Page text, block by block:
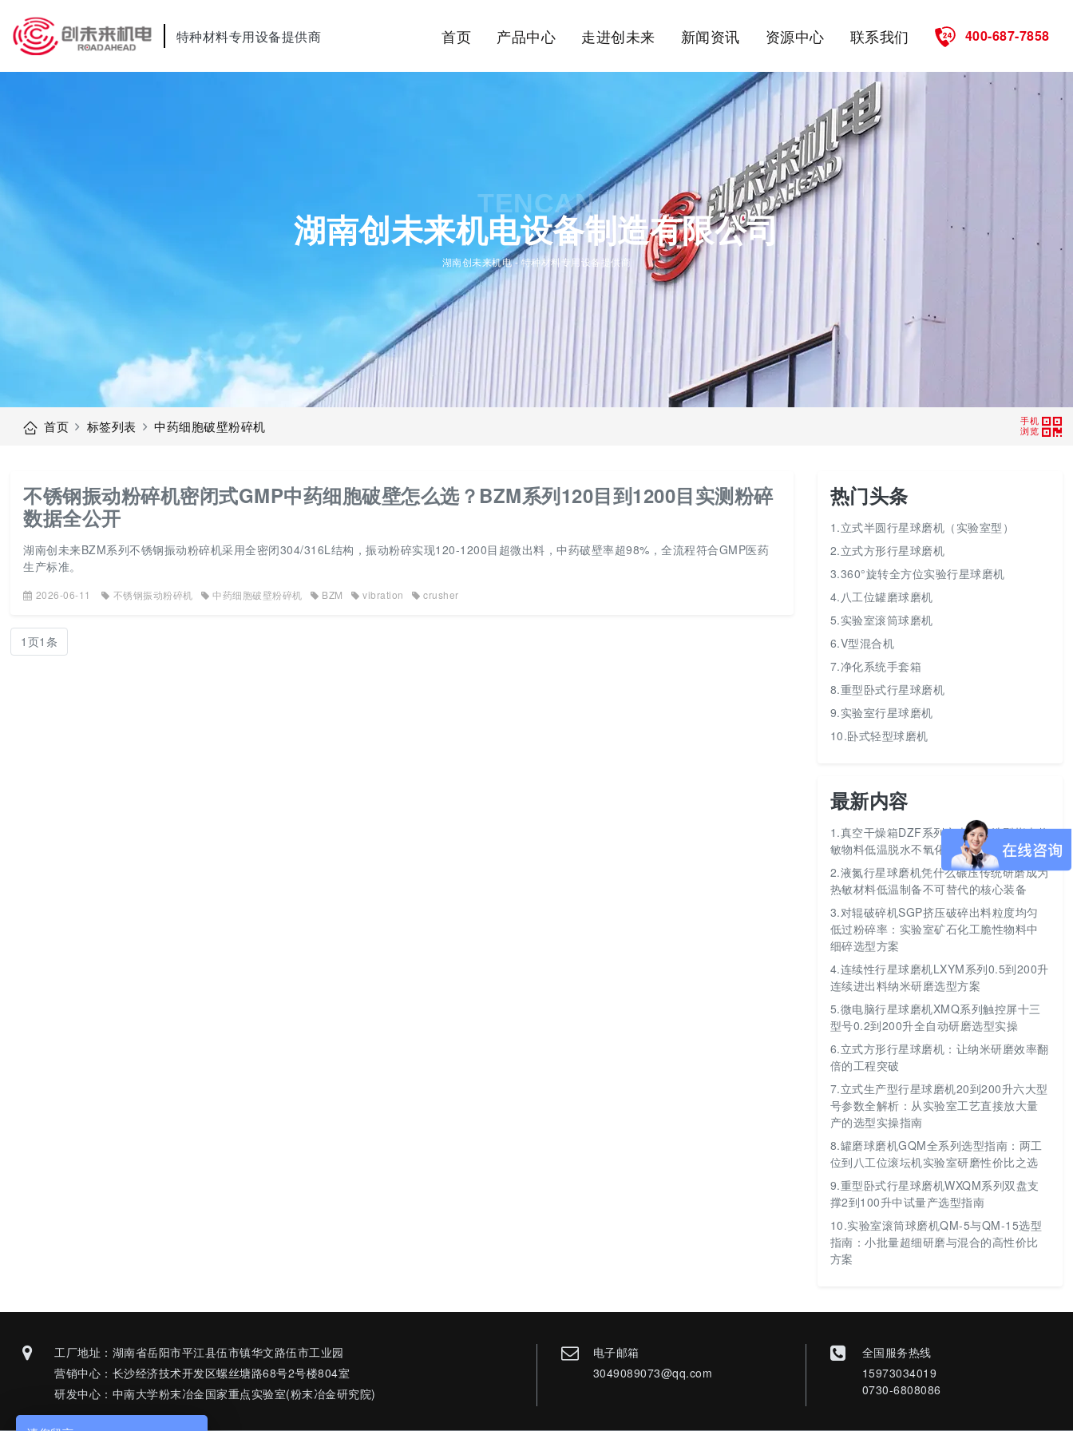
特种材料专用设备提供商 首页 产品中心 走进创未来 新闻资讯 资源中心 联系我们 400-687-7858
湖南创未来机电设备制造有限公司
TENCAN
湖南创未来机电 - 特种材料专用设备提供商
手机
浏览
首页 标签列表 中药细胞破壁粉碎机
不锈钢振动粉碎机密闭式GMP中药细胞破壁怎么选？BZM系列120目到1200目实测粉碎
数据全公开
湖南创未来BZM系列不锈钢振动粉碎机采用全密闭304/316L结构，振动粉碎实现120-1200目超微出料，中药破壁率超98%，全流程符合GMP医药
生产标准。
2026-06-11 不锈钢振动粉碎机 中药细胞破壁粉碎机 BZM vibration crusher
1页1条
热门头条
1.立式半圆行星球磨机（实验室型）
2.立式方形行星球磨机
3.360°旋转全方位实验行星球磨机
4.八工位罐磨球磨机
5.实验室滚筒球磨机
6.V型混合机
7.净化系统手套箱
8.重型卧式行星球磨机
9.实验室行星球磨机
10.卧式轻型球磨机
最新内容
1.真空干燥箱DZF系列六大型号选型指南热
敏物料低温脱水不氧化
2.液氮行星球磨机凭什么碾压传统研磨成为
热敏材料低温制备不可替代的核心装备
3.对辊破碎机SGP挤压破碎出料粒度均匀
低过粉碎率：实验室矿石化工脆性物料中
细碎选型方案
4.连续性行星球磨机LXYM系列0.5到200升
连续进出料纳米研磨选型方案
5.微电脑行星球磨机XMQ系列触控屏十三
型号0.2到200升全自动研磨选型实操
6.立式方形行星球磨机：让纳米研磨效率翻
倍的工程突破
7.立式生产型行星球磨机20到200升六大型
号参数全解析：从实验室工艺直接放大量
产的选型实操指南
8.罐磨球磨机GQM全系列选型指南：两工
位到八工位滚坛机实验室研磨性价比之选
9.重型卧式行星球磨机WXQM系列双盘支
撑2到100升中试量产选型指南
10.实验室滚筒球磨机QM-5与QM-15选型
指南：小批量超细研磨与混合的高性价比
方案
工厂地址：湖南省岳阳市平江县伍市镇华文路伍市工业园
营销中心：长沙经济技术开发区螺丝塘路68号2号楼804室
研发中心：中南大学粉末冶金国家重点实验室(粉末冶金研究院)
电子邮箱
3049089073@qq.com
全国服务热线
15973034019
0730-6808086